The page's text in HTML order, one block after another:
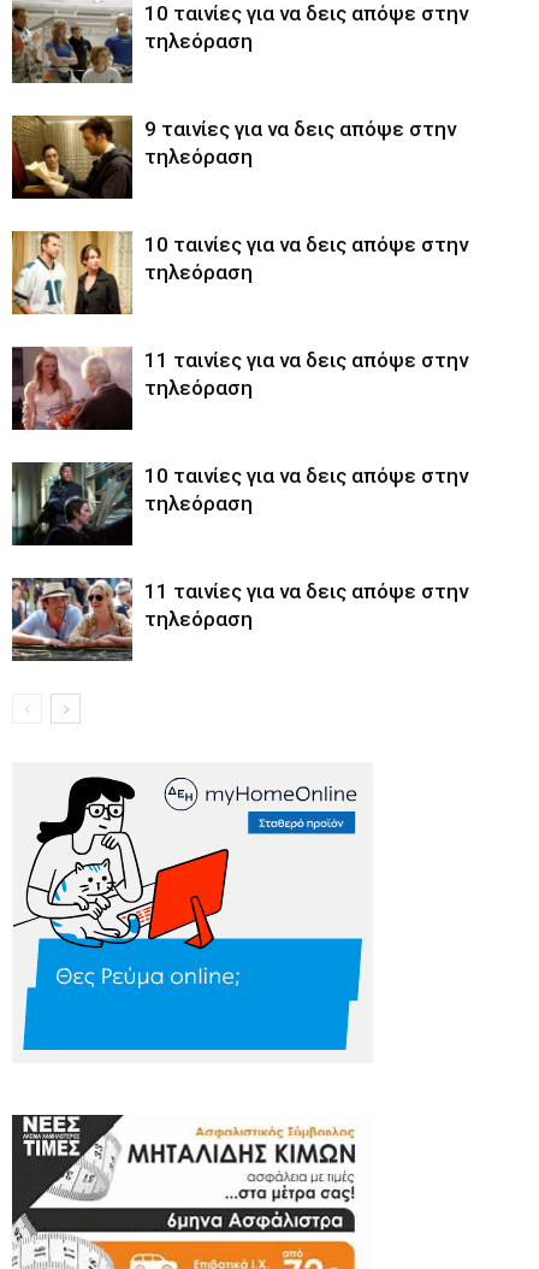
10 ταινίες για να δεις απόψε στην
τηλεόραση
9 ταινίες για να δεις απόψε στην
τηλεόραση
10 ταινίες για να δεις απόψε στην
τηλεόραση
11 ταινίες για να δεις απόψε στην
τηλεόραση
10 ταινίες για να δεις απόψε στην
τηλεόραση
11 ταινίες για να δεις απόψε στην
τηλεόραση